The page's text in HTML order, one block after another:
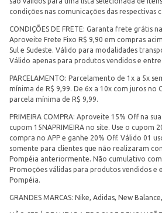
condições nas comunicações das respectivas
CONDIÇÕES DE FRETE: Garanta frete grátis
Aproveite Frete Fixo R$ 9,90 em compras
Sul e Sudeste. Válido para modalidades
Válido apenas para produtos vendidos e
PARCELAMENTO: Parcelamento de 1x a 5x
mínima de R$ 9,99. De 6x a 10x com juros no
parcela mínima de R$ 9,99.
PRIMEIRA COMPRA: Aproveite 15% Off na
cupom 15NAPRIMEIRA no site. Use o cupom
compra no APP e ganhe 20% Off. Válido 01
somente para clientes que não realizaram
Pompéia anteriormente. Não cumulativo
Promoções válidas para produtos vendidos e
Pompéia.
GRANDES MARCAS: Nike, Adidas, New